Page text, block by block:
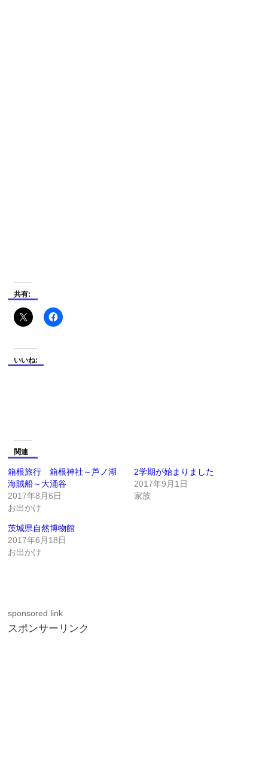
共有:
いいね:
関連
箱根旅行 箱根神社～芦ノ湖
海賊船～大涌谷
2017年8月6日
お出かけ
2学期が始まりました
2017年9月1日
家族
茨城県自然博物館
2017年6月18日
お出かけ
sponsored link
スポンサーリンク